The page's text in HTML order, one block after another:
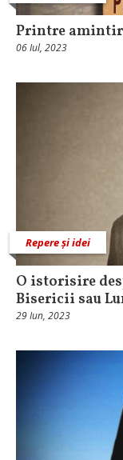
Printre
06 Iul, 2023
Repere și idei
O istorisire
Bisericii sau
29 Iun, 2023